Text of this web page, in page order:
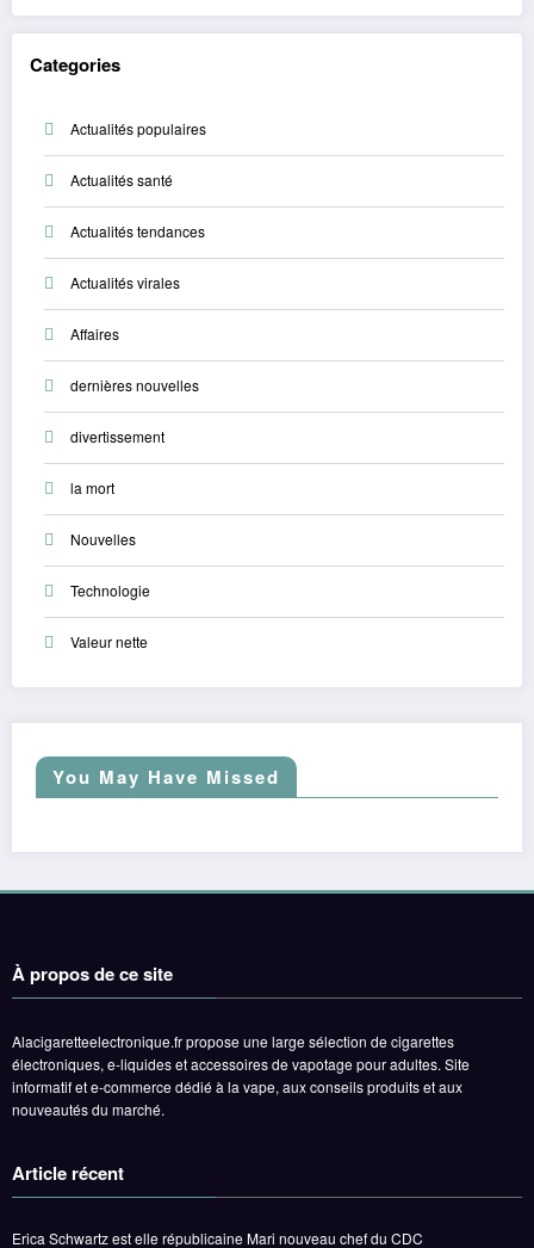
Categories
Actualités populaires
Actualités santé
Actualités tendances
Actualités virales
Affaires
dernières nouvelles
divertissement
la mort
Nouvelles
Technologie
Valeur nette
You May Have Missed
À propos de ce site
Alacigaretteelectronique.fr propose une large sélection de cigarettes
électroniques, e-liquides et accessoires de vapotage pour adultes. Site
informatif et e-commerce dédié à la vape, aux conseils produits et aux
nouveautés du marché.
Article récent
Erica Schwartz est elle républicaine Mari nouveau chef du CDC